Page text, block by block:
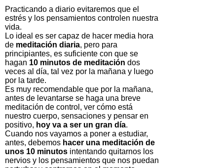
Practicando a diario evitaremos que el
estrés y los pensamientos controlen nuestra
vida.
Lo ideal es ser capaz de hacer media hora
de meditación diaria, pero para
principiantes, es suficiente con que se
hagan 10 minutos de meditación dos
veces al día, tal vez por la mañana y luego
por la tarde.
Es muy recomendable que por la mañana,
antes de levantarse se haga una breve
meditación de control, ver cómo está
nuestro cuerpo, sensaciones y pensar en
positivo, hoy va a ser un gran día.
Cuando nos vayamos a poner a estudiar,
antes, debemos hacer una meditación de
unos 10 minutos intentando quitarnos los
nervios y los pensamientos que nos puedan